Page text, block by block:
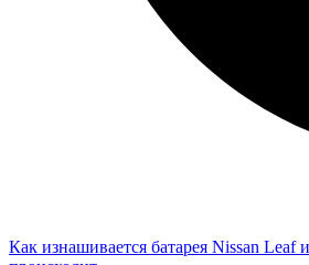
Как изнашивается батарея Nissan Leaf